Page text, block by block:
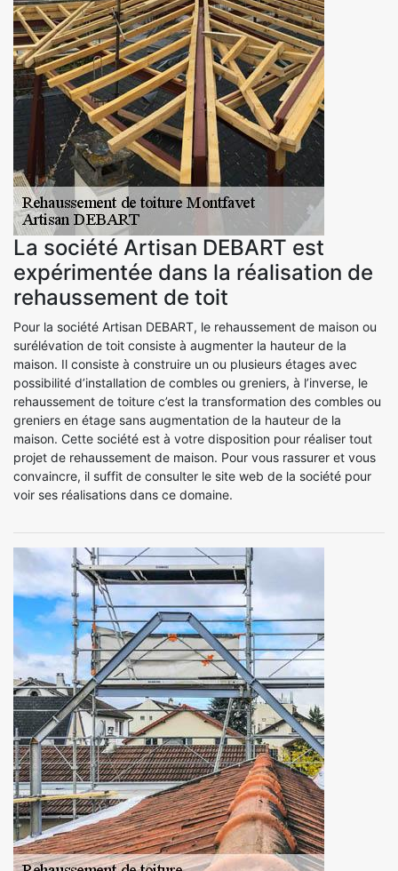
La société Artisan DEBART est
expérimentée dans la réalisation de
rehaussement de toit
Pour la société Artisan DEBART, le rehaussement de maison ou
surélévation de toit consiste à augmenter la hauteur de la
maison. Il consiste à construire un ou plusieurs étages avec
possibilité d’installation de combles ou greniers, à l’inverse, le
rehaussement de toiture c’est la transformation des combles ou
greniers en étage sans augmentation de la hauteur de la
maison. Cette société est à votre disposition pour réaliser tout
projet de rehaussement de maison. Pour vous rassurer et vous
convaincre, il suffit de consulter le site web de la société pour
voir ses réalisations dans ce domaine.